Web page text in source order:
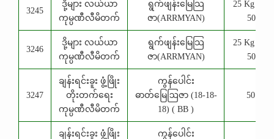
3245
ဒို့များ လယ်ယာ
ကုမ္ပဏီလီမိတက်
ရွက်ဖျန်းမြေသြ
ဇာ(ARRMYAN)
25 Kg , 1
500 g
3246
ဒို့များ လယ်ယာ
ကုမ္ပဏီလီမိတက်
ရွက်ဖျန်းမြေသြ
ဇာ(ARRMYAN)
25 Kg , 1
500 g
3247
ချန်းရင်းခူး ဖွံ့ဖြိုး
တိုးတက်ရေး
ကုမ္ပဏီလီမိတက်
ကွန်ပေါင်း
ဓာတ်မြေဩဇာ (18-18-
18) ( BB )
50 Kg
ချန်းရင်းခူး ဖွံ့ဖြိုး
ကွန်ပေါင်း